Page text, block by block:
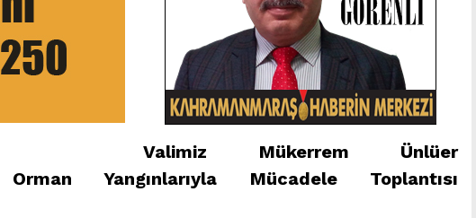
Valimiz Mükerrem Ünlüer
Orman Yangınlarıyla Mücadele Toplantısı